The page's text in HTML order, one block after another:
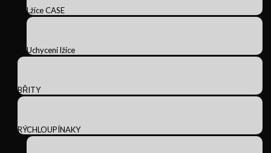
Lžíce CASE
Uchycení lžíce
BŘITY
RÝCHLOUPÍNAKY